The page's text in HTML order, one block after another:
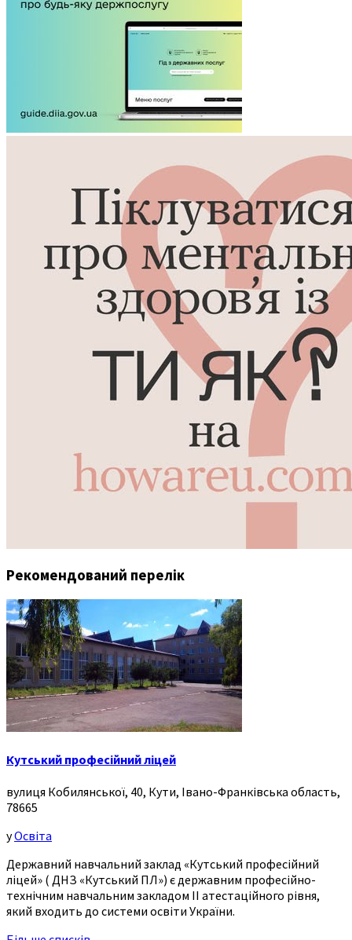
Рекомендований перелік
Кутський професійний ліцей
вулиця Кобилянської, 40, Кути, Івано-Франківська область,
78665
уОсвіта
Державний навчальний заклад «Кутський професійний
ліцей» ( ДНЗ «Кутський ПЛ») є державним професійно-
технічним навчальним закладом ІІ атестаційного рівня,
який входить до системи освіти України.